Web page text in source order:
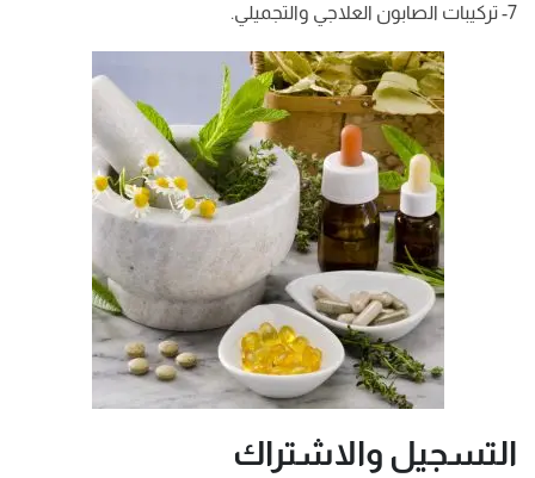
7- تركيبات الصابون العلاجي والتجميلي.
التسجيل والاشتراك